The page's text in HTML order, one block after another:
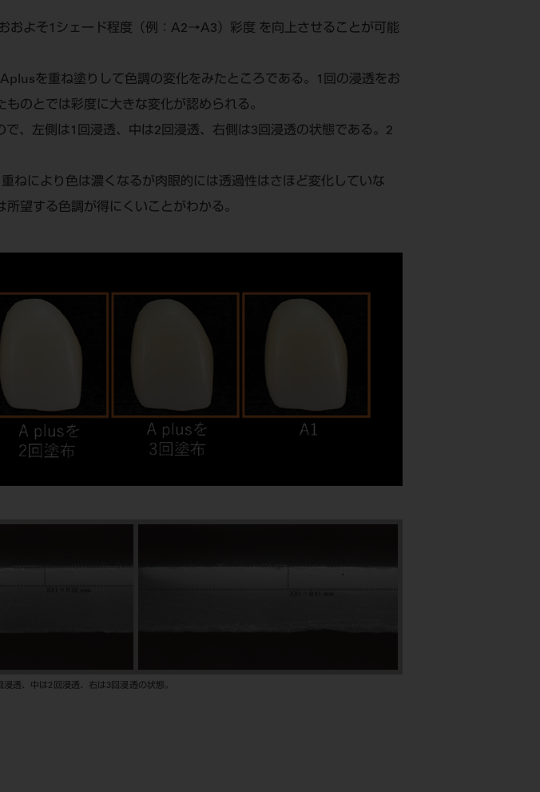
およそ1シェード程度（例：A2→A3）彩度 を向上させることが可能
を重ね塗りして色調の変化をみたところである。1回の浸透をお
のとでは彩度に大きな変化が認められる。
、左側は1回浸透、中は2回浸透、右側は3回浸透の状態である。2
ねにより色は濃くなるが肉眼的には透過性はさほど変化していな
望する色調が得にくいことがわかる。
透、中は2回浸透、右は3回浸透の状態。